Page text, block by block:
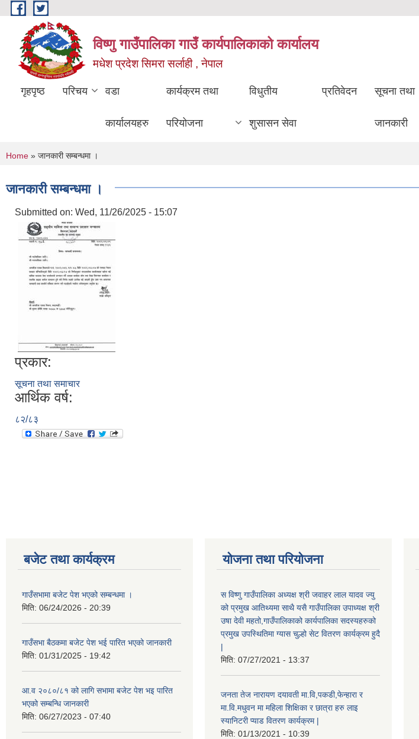
Skip to main content
विष्णु गाउँपालिका गाउँ कार्यपालिकाको कार्यालय
मधेश प्रदेश सिमरा सर्लाही , नेपाल
गृहपृष्ठ परिचय वडा
कार्यालयहरु
कार्यक्रम तथा
परियोजना
विधुतीय
शुसासन सेवा
प्रतिवेदन सूचना तथा
जानकारी
You are here
Home » जानकारी सम्बन्धमा ।
जानकारी सम्बन्धमा ।
Submitted on: Wed, 11/26/2025 - 15:07
प्रकार:
सूचना तथा समाचार
आर्थिक वर्ष:
८२/८३
बजेट तथा कार्यक्रम
गाउँसभामा बजेट पेश भएको सम्बन्धमा ।
मिति: 06/24/2026 - 20:39
गाउँसभा बैठकमा बजेट पेश भई पारित भएको जानकारी
मिति: 01/31/2025 - 19:42
आ.व २०८०/८१ को लागि सभामा बजेट पेश भइ पारित
भएको सम्बन्धि जानकारी
मिति: 06/27/2023 - 07:40
योजना तथा परियोजना
स विष्णु गाउँपालिका अध्यक्ष श्री जवाहर लाल यादव ज्यु
को प्रमुख आतिथ्यमा साथै यसै गाउँपालिका उपाध्यक्ष श्री
उषा देवी महतो,गाउँपालिकाको कार्यपालिका सदस्यहरुको
प्रमुख उपस्थितिमा ग्यास चुल्हो सेट वितरण कार्यक्रम हुदै
|
मिति: 07/27/2021 - 13:37
जनता तेज नारायण दयावती मा.वि,पकडी,फेन्हारा र
मा.वि.मधुवन मा महिला शिक्षिका र छात्रा हरु लाइ
स्यानिटरी प्याड वितरण कार्यक्रम |
मिति: 01/13/2021 - 10:39